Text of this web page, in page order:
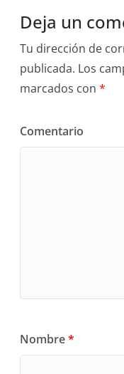
Deja un
Tu dirección de
publicada. Los
marcados con*
Comentario
Nombre*